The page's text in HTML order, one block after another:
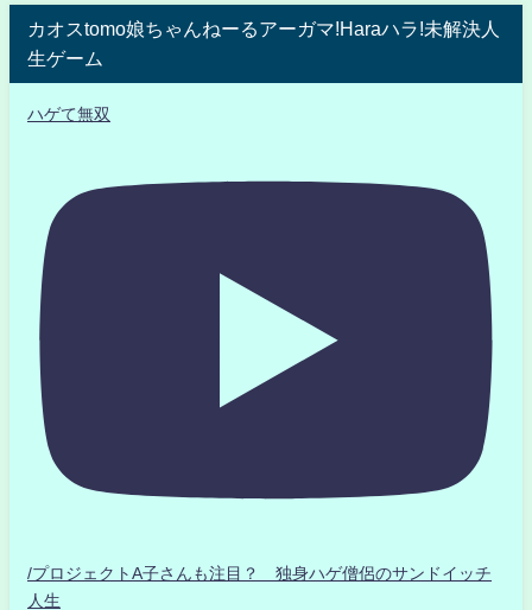
カオスtomo娘ちゃんねーるアーガマ!Haraハラ!未解決人
生ゲーム
ハゲて無双
/プロジェクトA子さんも注目？ 独身ハゲ僧侶のサンドイッチ
人生